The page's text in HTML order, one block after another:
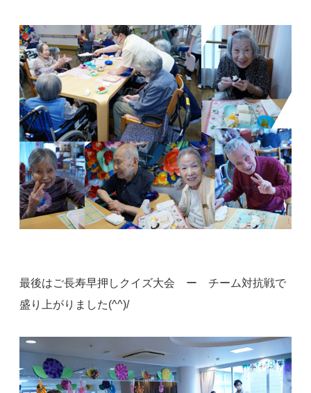
最後はご長寿早押しクイズ大会 ー チーム対抗戦で
盛り上がりました(^^)/